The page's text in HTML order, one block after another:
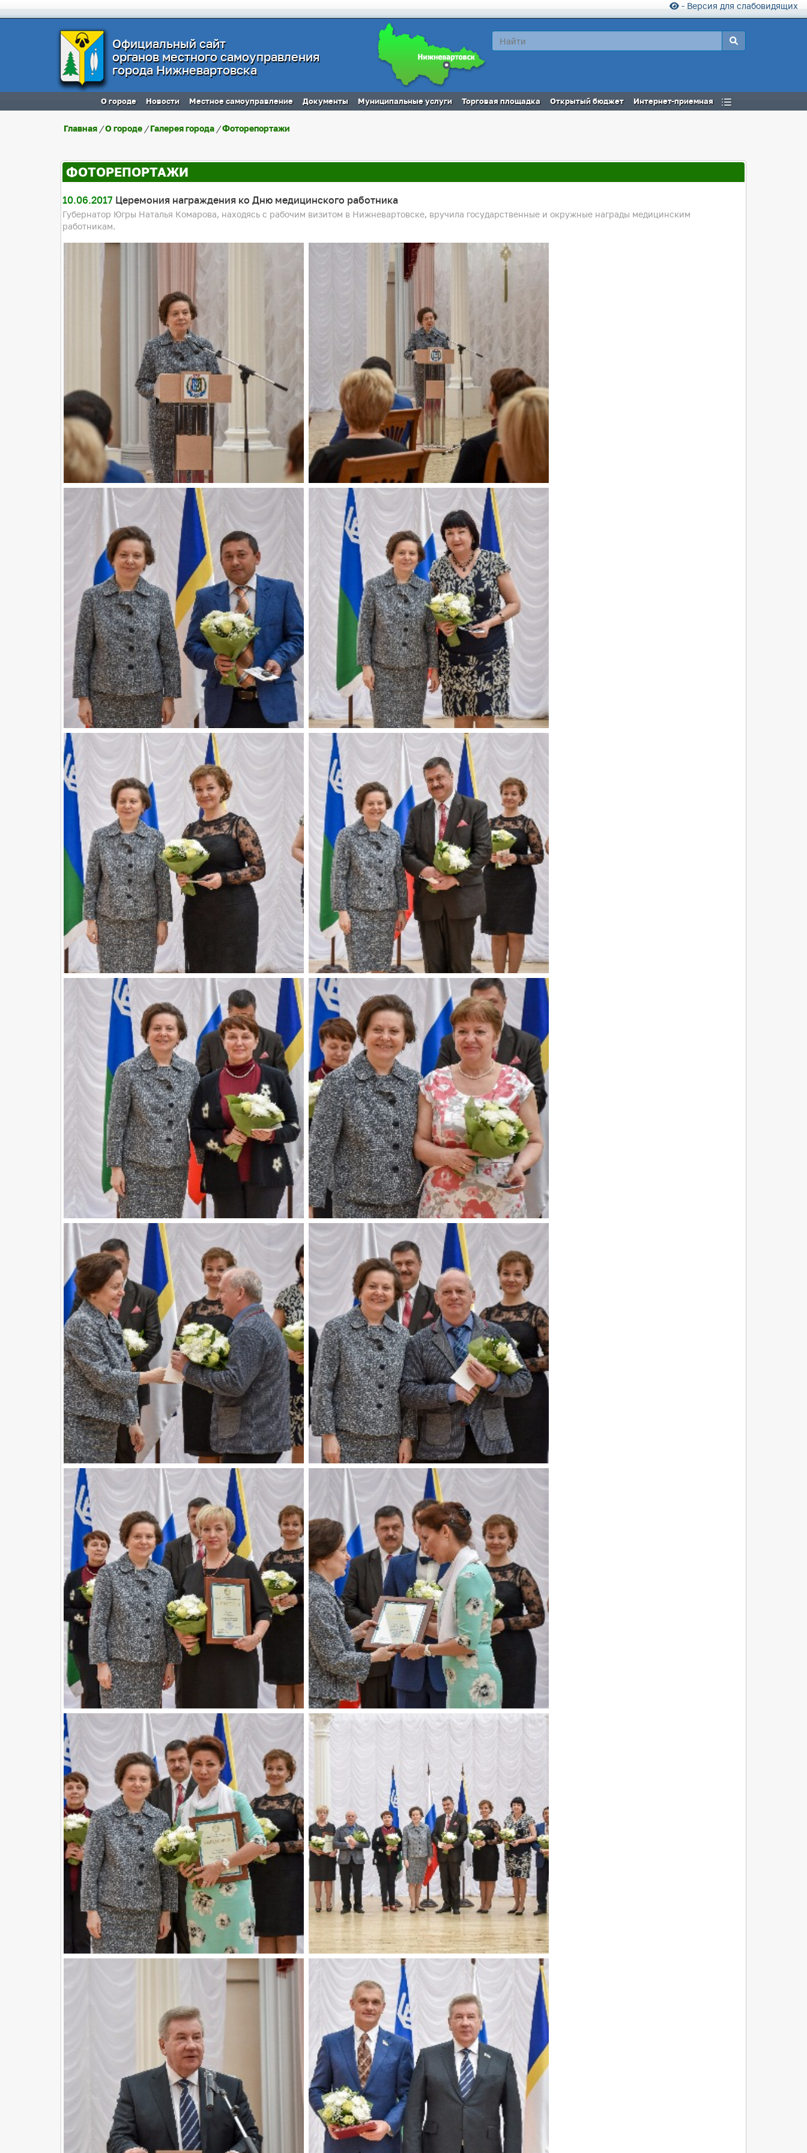
- Версия для слабовидящих
Официальный сайт
органов местного самоуправления
города Нижневартовска
О городе Новости Местное самоуправление Документы Муниципальные услуги Торговая площадка Открытый бюджет Интернет-приемная
Главная /О городе /Галерея города /Фоторепортажи
ФОТОРЕПОРТАЖИ
10.06.2017 Церемония награждения ко Дню медицинского работника
Губернатор Югры Наталья Комарова, находясь с рабочим визитом в Нижневартовске, вручила государственные и окружные награды медицинским
работникам.